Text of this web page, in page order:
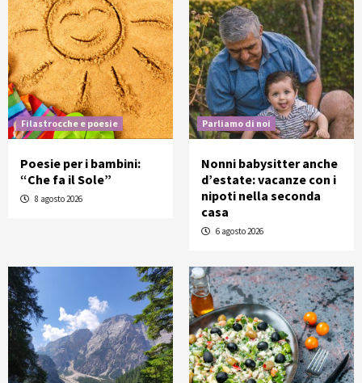
Filastrocche e poesie
Poesie per i bambini:
“Che fa il Sole”
8 agosto 2026
Parliamo di noi
Nonni babysitter anche
d’estate: vacanze con i
nipoti nella seconda
casa
6 agosto 2026